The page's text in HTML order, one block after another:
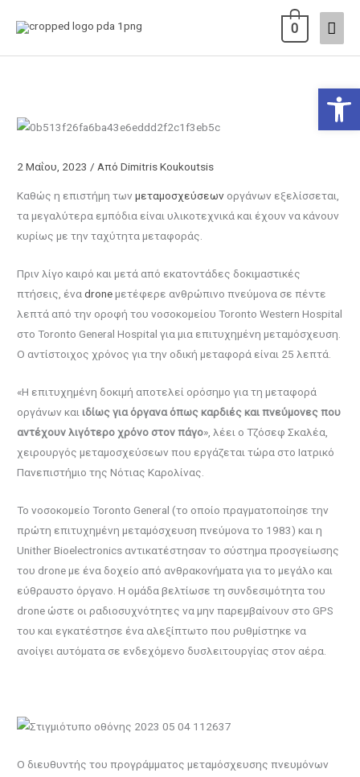
0
2 Μαΐου, 2023/ ΑπόDimitris Koukoutsis
Καθώς η επιστήμη τωνμεταμοσχεύσεων οργάνων εξελίσσεται,
τα μεγαλύτερα εμπόδια είναι υλικοτεχνικά και έχουν να κάνουν
κυρίως με την ταχύτητα μεταφοράς.
Πριν λίγο καιρό και μετά από εκατοντάδες δοκιμαστικές
πτήσεις, έναdroneμετέφερε ανθρώπινο πνεύμονα σε πέντε
λεπτά από την οροφή του νοσοκομείου Toronto Western Hospital
στο Toronto General Hospital για μια επιτυχημένη μεταμόσχευση.
Ο αντίστοιχος χρόνος για την οδική μεταφορά είναι 25 λεπτά.
«Η επιτυχημένη δοκιμή αποτελεί ορόσημο για τη μεταφορά
οργάνων καιιδίως για όργανα όπως καρδιές και πνεύμονες που
αντέχουν λιγότερο χρόνο στον πάγο», λέει ο Τζόσεφ Σκαλέα,
χειρουργός μεταμοσχεύσεων που εργάζεται τώρα στο Ιατρικό
Πανεπιστήμιο της Νότιας Καρολίνας.
Το νοσοκομείο Toronto General (το οποίο πραγματοποίησε την
πρώτη επιτυχημένη μεταμόσχευση πνεύμονα το 1983) και η
Unither Bioelectronics αντικατέστησαν το σύστημα προσγείωσης
του drone με ένα δοχείο από ανθρακονήματα για το μεγάλο και
εύθραυστο όργανο. Η ομάδα βελτίωσε τη συνδεσιμότητα του
drone ώστε οι ραδιοσυχνότητες να μην παρεμβαίνουν στο GPS
του και εγκατέστησε ένα αλεξίπτωτο που ρυθμίστηκε να
ανοίγει αυτόματα σε ενδεχόμενο δυσλειτουργίας στον αέρα.
Ο διευθυντής του προγράμματος μεταμόσχευσης πνευμόνων